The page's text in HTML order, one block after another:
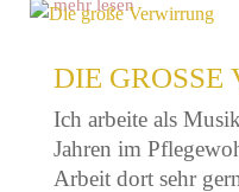
mehr lesen
DIE GROSSE
Ich arbeite als
Jahren im
Arbeit dort sehr